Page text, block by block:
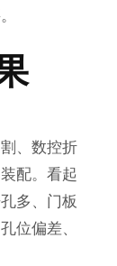
、数控折
配。看起
多、门板
位偏差、